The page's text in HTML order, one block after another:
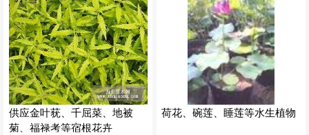
供应金叶莸、千屈菜、地被
菊、福禄考等宿根花卉
荷花、碗莲、睡莲等水生植物